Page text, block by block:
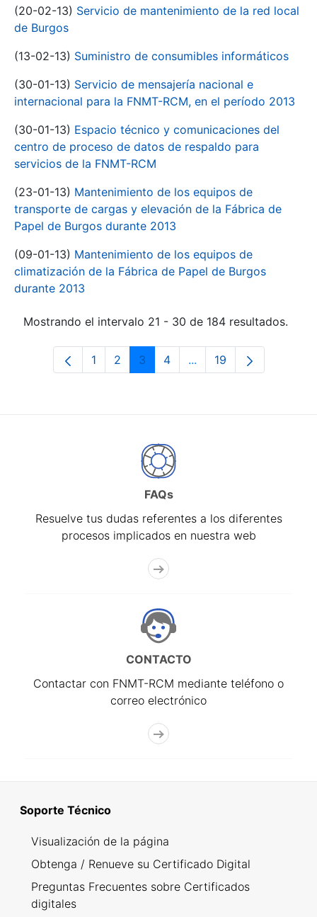
(20-02-13) Servicio de mantenimiento de la red local
de Burgos
(13-02-13) Suministro de consumibles informáticos
(30-01-13) Servicio de mensajería nacional e
internacional para la FNMT-RCM, en el período 2013
(30-01-13) Espacio técnico y comunicaciones del
centro de proceso de datos de respaldo para
servicios de la FNMT-RCM
(23-01-13) Mantenimiento de los equipos de
transporte de cargas y elevación de la Fábrica de
Papel de Burgos durante 2013
(09-01-13) Mantenimiento de los equipos de
climatización de la Fábrica de Papel de Burgos
durante 2013
Mostrando el intervalo 21 - 30 de 184 resultados.
Página
1 Página
2 Página
3 Página
4 ...Páginas intermedias
Página
19
FAQs
Resuelve tus dudas referentes a los diferentes
procesos implicados en nuestra web
CONTACTO
Contactar con FNMT-RCM mediante teléfono o
correo electrónico
Soporte Técnico
Visualización de la página
Obtenga / Renueve su Certificado Digital
Preguntas Frecuentes sobre Certificados
digitales